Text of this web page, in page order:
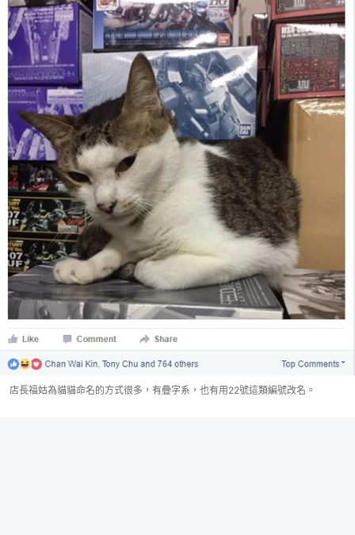
店長福姑為貓貓命名的方式很多，有疊字系，也有用22號這類編號改名。